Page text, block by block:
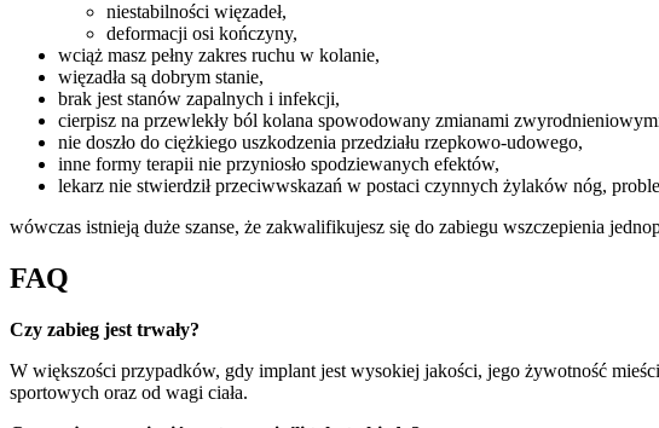
niestabilności więzadeł,
deformacji osi kończyny,
wciąż masz pełny zakres ruchu w kolanie,
więzadła są dobrym stanie,
brak jest stanów zapalnych i infekcji,
cierpisz na przewlekły ból kolana spowodowany zmianami
nie doszło do ciężkiego uszkodzenia przedziału rzepkowo-udowego,
inne formy terapii nie przyniosło spodziewanych efektów,
lekarz nie stwierdził przeciwwskazań w postaci czynnych żylaków nóg,
wówczas istnieją duże szanse, że zakwalifikujesz się do zabiegu wszczepienia
FAQ
Czy zabieg jest trwały?
W większości przypadków, gdy implant jest wysokiej jakości, jego żywotność
sportowych oraz od wagi ciała.